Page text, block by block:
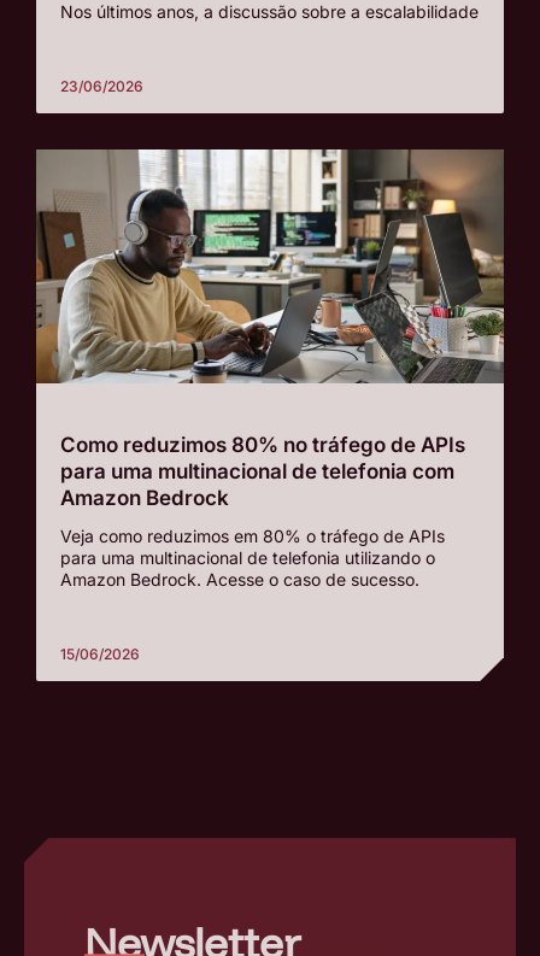
Nos últimos anos, a discussão sobre a escalabilidade
23/06/2026
Como reduzimos 80% no tráfego de APIs
para uma multinacional de telefonia com
Amazon Bedrock
Veja como reduzimos em 80% o tráfego de APIs
para uma multinacional de telefonia utilizando o
Amazon Bedrock. Acesse o caso de sucesso.
15/06/2026
Newsletter